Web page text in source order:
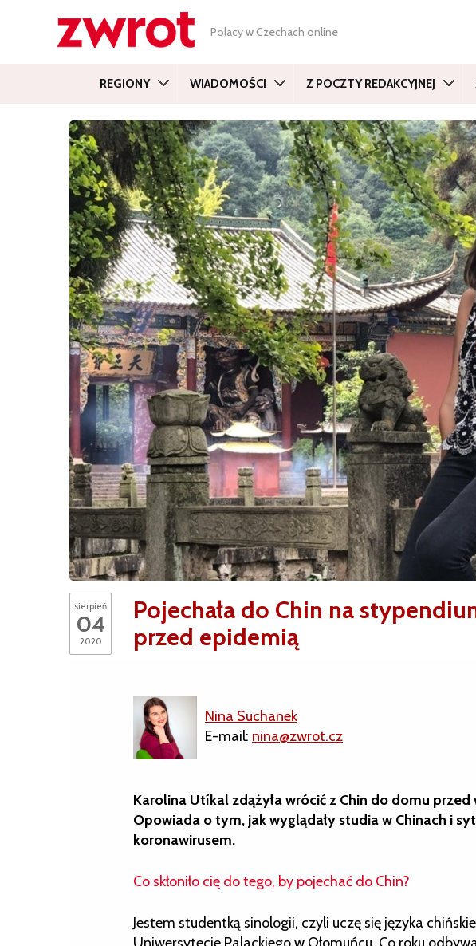
Polacy w Czechach online
REGIONY WIADOMOŚCI Z POCZTY REDAKCYJNEJ
sierpień
04
2020
Pojechała do Chin na
przed epidemią
Nina Suchanek
E-mail: nina@zwrot.cz
Karolina Utíkal zdążyła wrócić z Chin do domu
Opowiada o tym, jak wyglądały studia w Chinach i
koronawirusem.
Co skłoniło cię do tego, by pojechać do Chin?
Jestem studentką sinologii, czyli uczę się języka